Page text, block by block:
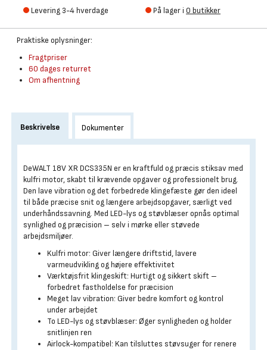
Levering 3-4 hverdage På lager i 0 butikker
Praktiske oplysninger:
Fragtpriser
60 dages returret
Om afhentning
Beskrivelse Dokumenter
DeWALT 18V XR DCS335N er en kraftfuld og præcis stiksav med
kulfri motor, skabt til krævende opgaver og professionelt brug.
Den lave vibration og det forbedrede klingefæste gør den ideel
til både præcise snit og længere arbejdsopgaver, særligt ved
underhåndssavning. Med LED-lys og støvblæser opnås optimal
synlighed og præcision – selv i mørke eller støvede
arbejdsmiljøer.
Kulfri motor: Giver længere driftstid, lavere
varmeudvikling og højere effektivitet
Værktøjsfrit klingeskift: Hurtigt og sikkert skift –
forbedret fastholdelse for præcision
Meget lav vibration: Giver bedre komfort og kontrol
under arbejdet
To LED-lys og støvblæser: Øger synligheden og holder
snitlinjen ren
Airlock-kompatibel: Kan tilsluttes støvsuger for renere